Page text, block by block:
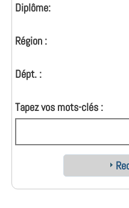
Diplôme:
Région :
Dépt. :
Tapez vos mots-clés :